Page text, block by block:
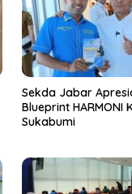
Sekda Jabar
Blueprint HARMONI
Sukabumi